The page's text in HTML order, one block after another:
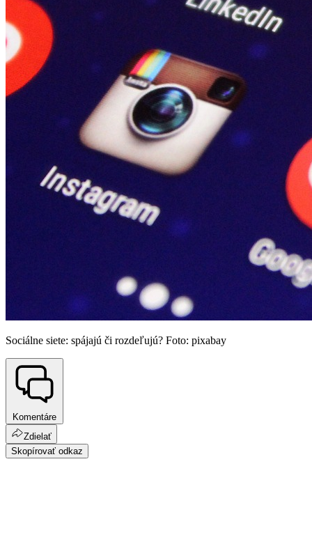
Sociálne siete: spájajú či rozdeľujú? Foto: pixabay
Komentáre
Zdielať
Skopírovať odkaz